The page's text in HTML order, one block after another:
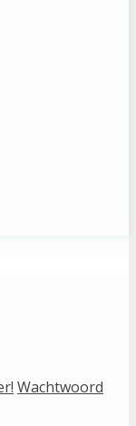
Wachtwoord